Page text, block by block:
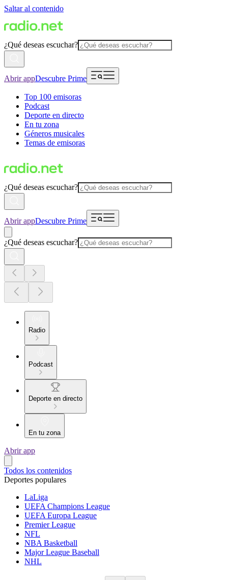
Saltar al contenido
¿Qué deseas escuchar?
Abrir appDescubre Prime
Top 100 emisoras
Podcast
Deporte en directo
En tu zona
Géneros musicales
Temas de emisoras
¿Qué deseas escuchar?
Abrir appDescubre Prime
¿Qué deseas escuchar?
Radio
Podcast
Deporte en directo
En tu zona
Abrir app
Todos los contenidos
Deportes populares
LaLiga
UEFA Champions League
UEFA Europa League
Premier League
NFL
NBA Basketball
Major League Baseball
NHL